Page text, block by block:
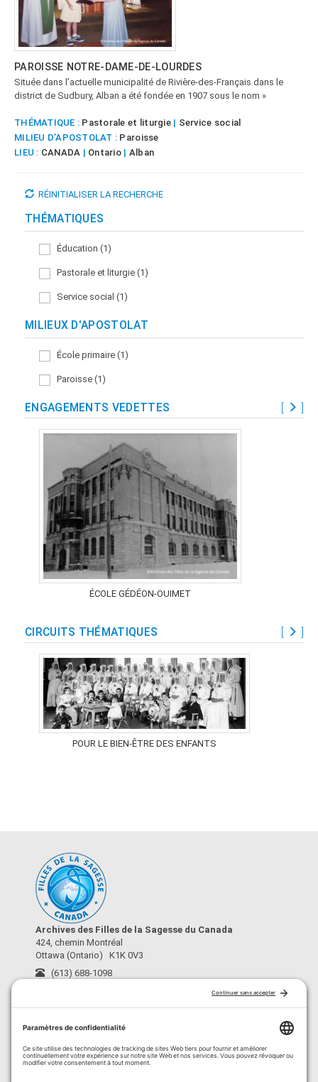
PAROISSE NOTRE-DAME-DE-LOURDES
Située dans l’actuelle municipalité de Rivière-des-Français dans le
district de Sudbury, Alban a été fondée en 1907 sous le nom »
THÉMATIQUE : Pastorale et liturgie| Service social
MILIEU D’APOSTOLAT : Paroisse
LIEU : CANADA | Ontario | Alban
RÉINITIALISER LA RECHERCHE
THÉMATIQUES
Éducation (1)
Pastorale et liturgie (1)
Service social (1)
MILIEUX D'APOSTOLAT
École primaire (1)
Paroisse (1)
ENGAGEMENTS VEDETTES
ÉCOLE GÉDÉON-OUIMET
CIRCUITS THÉMATIQUES
POUR LE BIEN-ÊTRE DES ENFANTS
Archives des Filles de la Sagesse du Canada
424, chemin Montréal
Ottawa (Ontario) K1K 0V3
(613) 688-1098
›À propos
›Conditions d’utilisation